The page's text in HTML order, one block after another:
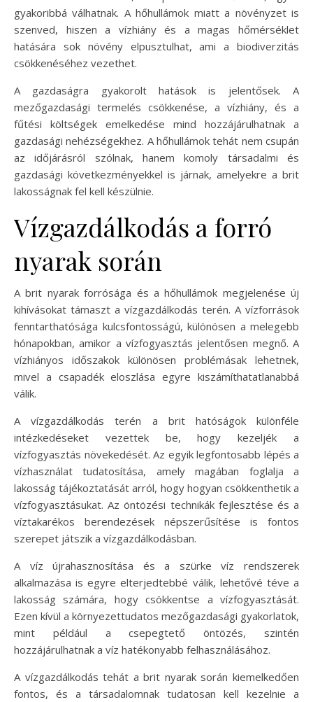
gyakoribbá válhatnak. A hőhullámok miatt a növényzet is
szenved, hiszen a vízhiány és a magas hőmérséklet
hatására sok növény elpusztulhat, ami a biodiverzitás
csökkenéséhez vezethet.
A gazdaságra gyakorolt hatások is jelentősek. A
mezőgazdasági termelés csökkenése, a vízhiány, és a
fűtési költségek emelkedése mind hozzájárulhatnak a
gazdasági nehézségekhez. A hőhullámok tehát nem csupán
az időjárásról szólnak, hanem komoly társadalmi és
gazdasági következményekkel is járnak, amelyekre a brit
lakosságnak fel kell készülnie.
Vízgazdálkodás a forró
nyarak során
A brit nyarak forrósága és a hőhullámok megjelenése új
kihívásokat támaszt a vízgazdálkodás terén. A vízforrások
fenntarthatósága kulcsfontosságú, különösen a melegebb
hónapokban, amikor a vízfogyasztás jelentősen megnő. A
vízhiányos időszakok különösen problémásak lehetnek,
mivel a csapadék eloszlása egyre kiszámíthatatlanabbá
válik.
A vízgazdálkodás terén a brit hatóságok különféle
intézkedéseket vezettek be, hogy kezeljék a
vízfogyasztás növekedését. Az egyik legfontosabb lépés a
vízhasználat tudatosítása, amely magában foglalja a
lakosság tájékoztatását arról, hogy hogyan csökkenthetik a
vízfogyasztásukat. Az öntözési technikák fejlesztése és a
víztakarékos berendezések népszerűsítése is fontos
szerepet játszik a vízgazdálkodásban.
A víz újrahasznosítása és a szürke víz rendszerek
alkalmazása is egyre elterjedtebbé válik, lehetővé téve a
lakosság számára, hogy csökkentse a vízfogyasztását.
Ezen kívül a környezettudatos mezőgazdasági gyakorlatok,
mint például a csepegtető öntözés, szintén
hozzájárulhatnak a víz hatékonyabb felhasználásához.
A vízgazdálkodás tehát a brit nyarak során kiemelkedően
fontos, és a társadalomnak tudatosan kell kezelnie a